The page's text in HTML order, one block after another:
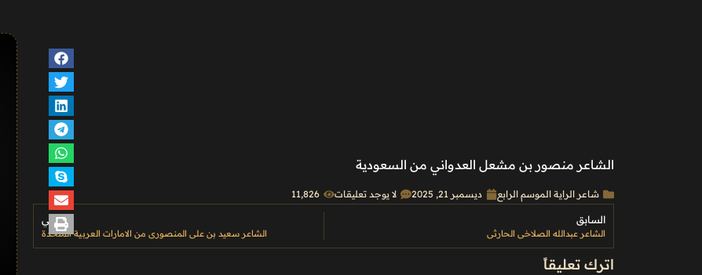
الشاعر منصور بن مشعل العدواني من السعودية
شاعر الراية الموسم الرابع ديسمبر 21, 2025 لا يوجد تعليقات 11٬826
السابق
الشاعر عبدالله الصلاخي الحارثي
التالي
الشاعر سعيد بن علي المنصوري من الامارات العربية المتحدة
اترك تعليقاً